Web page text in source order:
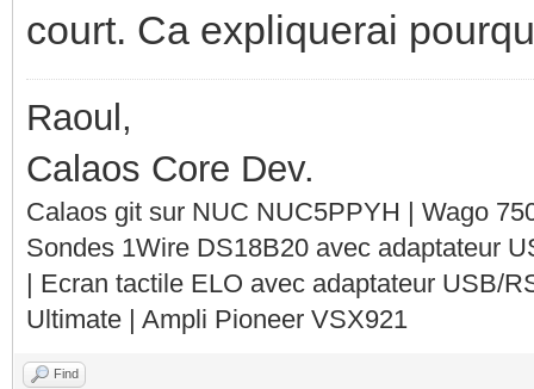
court. Ca expliquerai
Raoul,
Calaos Core Dev.
Calaos git sur NUC NUC5PPYH | Wago
Sondes 1Wire DS18B20 avec adaptateur
| Ecran tactile ELO avec adaptateur USB/
Ultimate | Ampli Pioneer VSX921
Find